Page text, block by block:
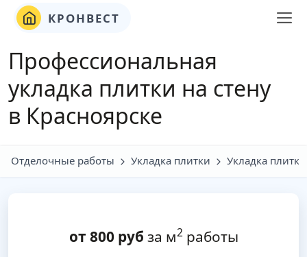
КРОНВЕСТ
Профессиональная
укладка плитки на стену
в Красноярске
Отделочные работы Укладка плитки Укладка
от 800руб за м2работы